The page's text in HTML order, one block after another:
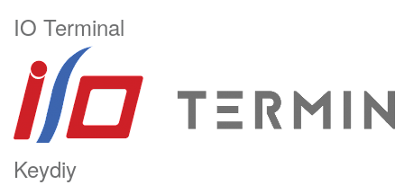
IO Terminal
Keydiy